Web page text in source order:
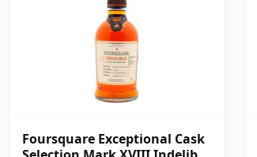
Foursquare Exceptional Cask